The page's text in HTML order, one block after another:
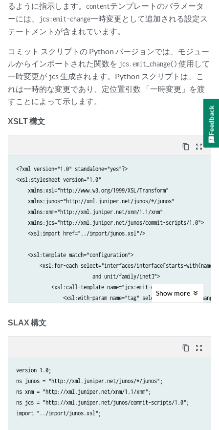
るように指示します。
contentテンプレートのパラメータ
ーには、
jcs:emit-change一時変更として追加される設定ス
テートメントが含まれています。
コミット スクリプトの Python バージョンでは、モジュー
ルからインポートされた関数を jcs.emit_change() 使用して
一時変更が jcs生成されます。Python スクリプトは、こ
れは一時的な変更であり、定位置引数 「一時変更」を渡
すことによって示します。
XSLT 構文
content_copy zoom_out_map
<?xml version="1.0" standalone="yes"?>
<xsl:stylesheet version="1.0"
    xmlns:xsl="http://www.w3.org/1999/XSL/Transform"
    xmlns:junos="http://xml.juniper.net/junos/*/junos"
    xmlns:xnm="http://xml.juniper.net/xnm/1.1/xnm"
    xmlns:jcs="http://xml.juniper.net/junos/commit-scripts/1.0">
    <xsl:import href="../import/junos.xsl"/>
    <xsl:template match="configuration">
<xsl:for-each select="interfaces/interface[starts-with(name,
                          and unit/family/inet]">
            <xsl:call-template name="jcs:emit-change">
<xsl:with-param name="tag" select="'transient-
                    <encapsulation>ppp</encapsulation>
</xsl:stylesheet>
Show more
SLAX 構文
content_copy zoom_out_map
version 1.0;
ns junos = "http://xml.juniper.net/junos/*/junos";
ns xnm = "http://xml.juniper.net/xnm/1.1/xnm";
ns jcs = "http://xml.juniper.net/junos/commit-scripts/1.0";
import "../import/junos.xsl";
Feedback